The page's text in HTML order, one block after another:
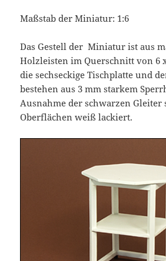
Maßstab der Miniatur: 1:6
Das Gestell der Miniatur ist aus
Holzleisten im Querschnitt von 6
die sechseckige Tischplatte und
bestehen aus 3 mm starkem
Ausnahme der schwarzen Gleiter
Oberflächen weiß lackiert.